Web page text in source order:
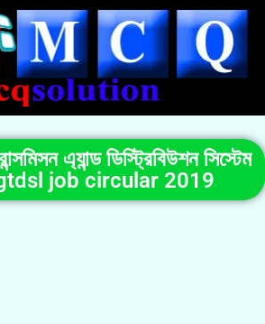
এ্যান্ড ডিস্ট্রিবিউশন সিস্টেম
jgtdsl job circular 2019